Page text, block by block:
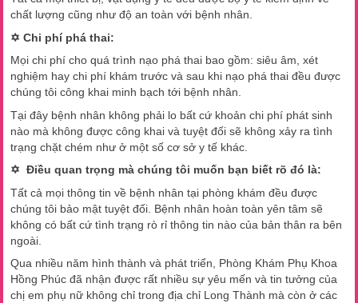
chất lượng cũng như độ an toàn với bệnh nhân.
✡ Chi phí phá thai:
Mọi chi phí cho quá trình nạo phá thai bao gồm: siêu âm, xét
nghiệm hay chi phí khám trước và sau khi nạo phá thai đều được
chúng tôi công khai minh bạch tới bệnh nhân.
Tại đây bệnh nhân không phải lo bất cứ khoản chi phí phát sinh
nào mà không được công khai và tuyệt đối sẽ không xảy ra tình
trạng chặt chém như ở một số cơ sở y tế khác.
✡​ Điều quan trọng mà chúng tôi muốn bạn biết rõ đó là:
Tất cả mọi thông tin về bệnh nhân tại phòng khám đều được
chúng tôi bảo mật tuyệt đối. Bệnh nhân hoàn toàn yên tâm sẽ
không có bất cứ tình trạng rò rỉ thông tin nào của bản thân ra bên
ngoài.
Qua nhiều năm hình thành và phát triển, Phòng Khám Phụ Khoa
Hồng Phúc đã nhận được rất nhiều sự yêu mến và tin tưởng của
chị em phụ nữ không chỉ trong địa chỉ Long Thành mà còn ở các